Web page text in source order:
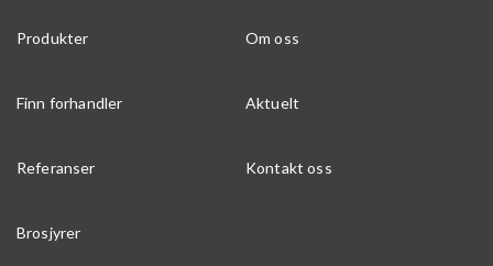
Produkter Om oss
Finn forhandler Aktuelt
Referanser Kontakt oss
Brosjyrer